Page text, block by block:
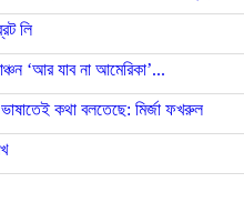
লি
‘আর যাব না আমেরিকা’...
কথা বলতেছে: মির্জা ফখরুল